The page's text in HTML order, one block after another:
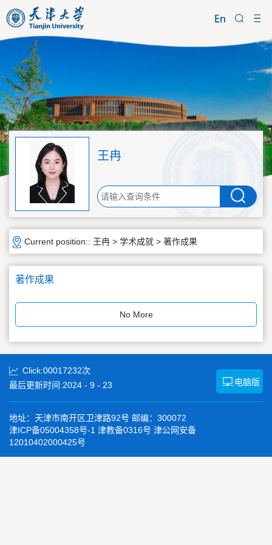
王冉
Current position:: 王冉 > 学术成就 > 著作成果
著作成果
No More
Click:00017232次
最后更新时间:2024 - 9 - 23 电脑版
地址：天津市南开区卫津路92号 邮编：300072
津ICP备05004358号-1 津教备0316号 津公网安备
12010402000425号